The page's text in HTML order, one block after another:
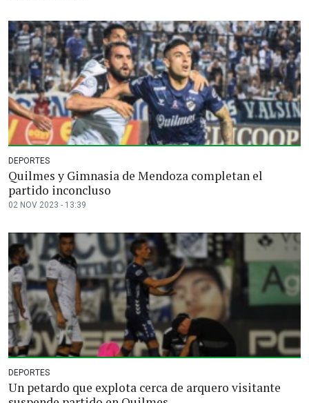
DEPORTES
Quilmes y Gimnasia de Mendoza completan el
partido inconcluso
02 NOV 2023 - 13:39
DEPORTES
Un petardo que explota cerca de arquero visitante